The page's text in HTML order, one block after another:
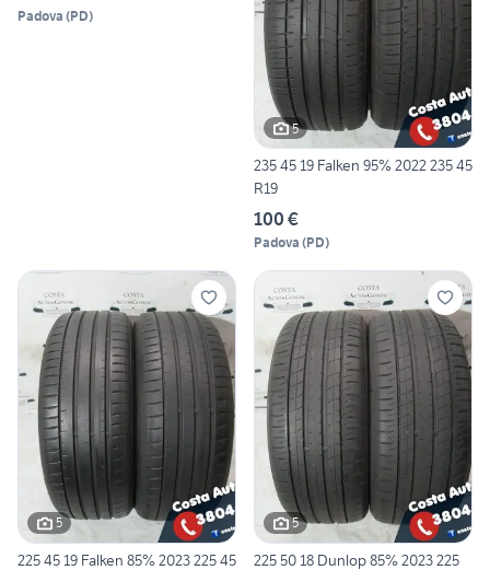
Padova (PD)
5
235 45 19 Falken 95% 2022 235 45
R19
100 €
Padova (PD)
5
225 45 19 Falken 85% 2023 225 45
5
225 50 18 Dunlop 85% 2023 225